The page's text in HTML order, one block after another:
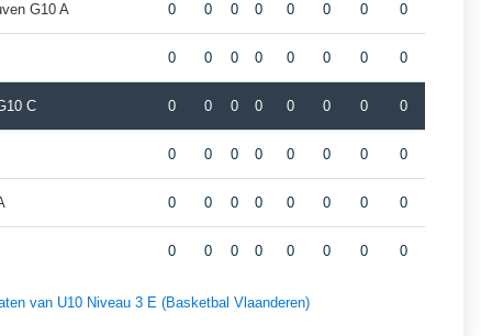
G10 A 0 0 0 0 0 0 0 0
0 0 0 0 0 0 0 0
C 0 0 0 0 0 0 0 0
0 0 0 0 0 0 0 0
0 0 0 0 0 0 0 0
0 0 0 0 0 0 0 0
van U10 Niveau 3 E (Basketbal Vlaanderen)